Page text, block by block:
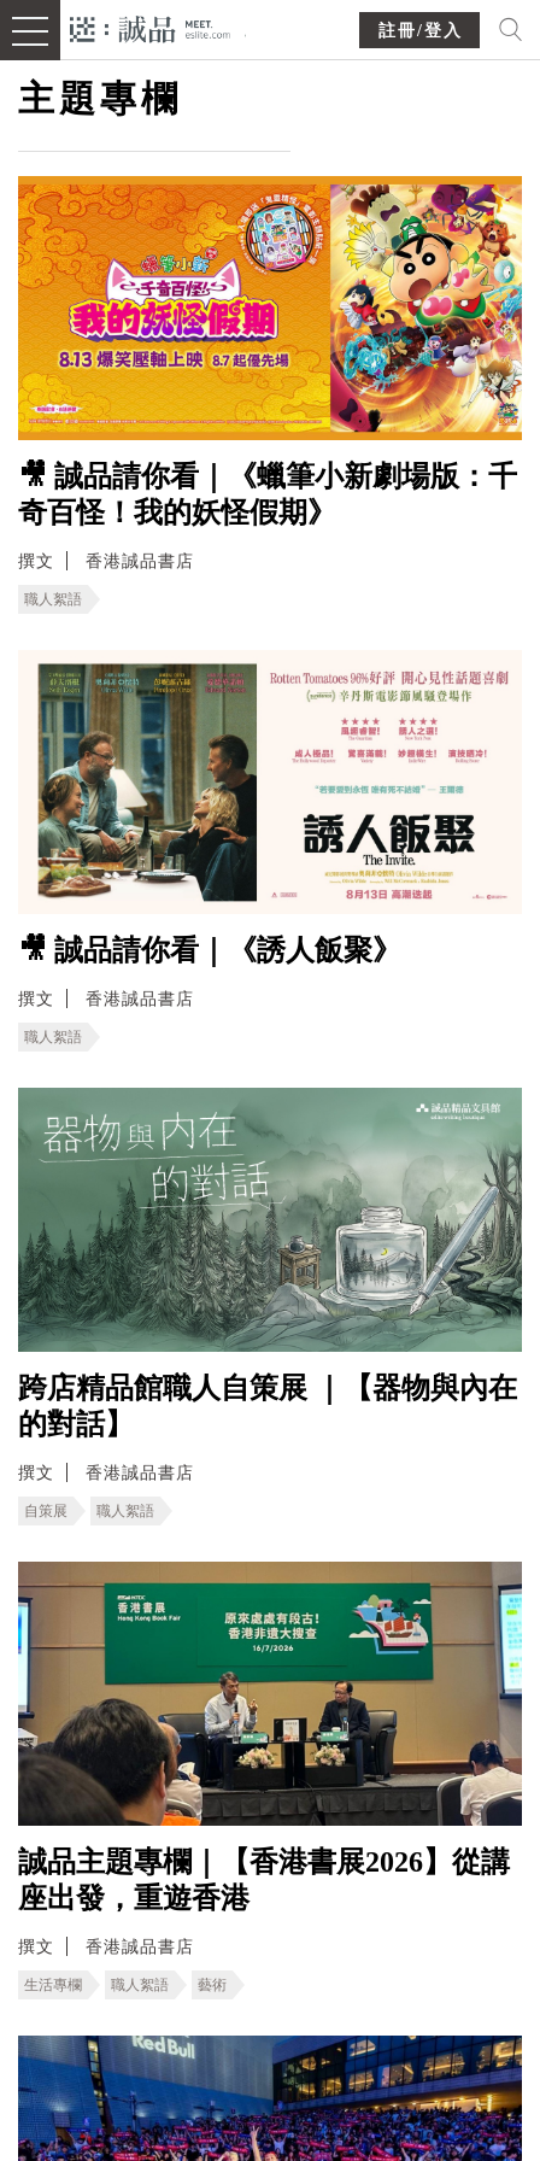
註冊/登入
主題專欄
🎥 誠品請你看｜《蠟筆小新劇場版：千
奇百怪！我的妖怪假期》
撰文 香港誠品書店
職人絮語
🎥 誠品請你看｜《誘人飯聚》
撰文 香港誠品書店
職人絮語
跨店精品館職人自策展 ｜【器物與內在
的對話】
撰文 香港誠品書店
自策展 職人絮語
誠品主題專欄｜【香港書展2026】從講
座出發，重遊香港
撰文 香港誠品書店
生活專欄 職人絮語 藝術